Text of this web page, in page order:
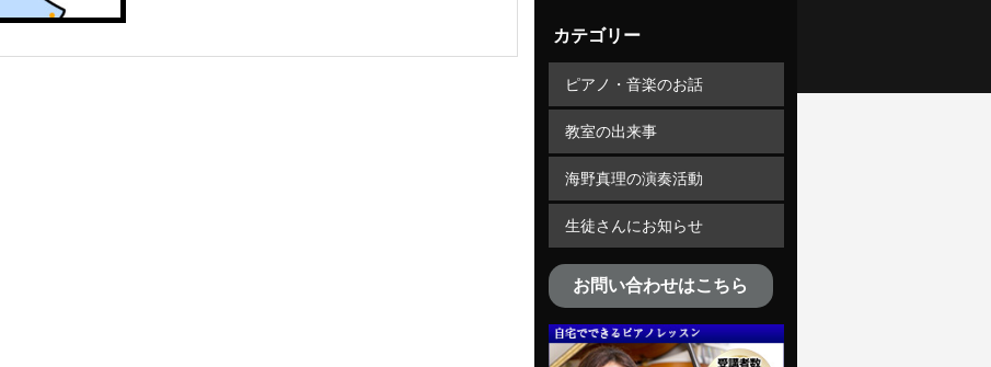
カテゴリー
ピアノ・音楽のお話
教室の出来事
海野真理の演奏活動
生徒さんにお知らせ
お問い合わせはこちら